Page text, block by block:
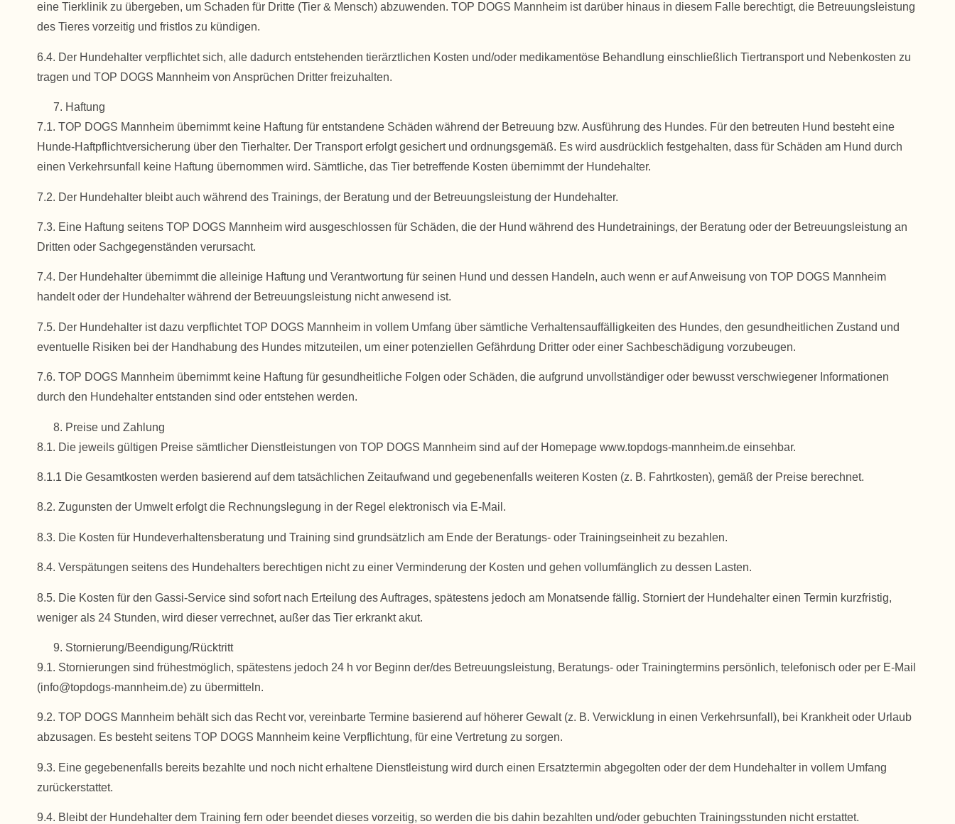
eine Tierklinik zu übergeben, um Schaden für Dritte (Tier & Mensch) abzuwenden. TOP DOGS Mannheim ist darüber hinaus in diesem Falle berechtigt, die Betreuungsleistung
des Tieres vorzeitig und fristlos zu kündigen.
6.4. Der Hundehalter verpflichtet sich, alle dadurch entstehenden tierärztlichen Kosten und/oder medikamentöse Behandlung einschließlich Tiertransport und Nebenkosten zu
tragen und TOP DOGS Mannheim von Ansprüchen Dritter freizuhalten.
Haftung
7.1. TOP DOGS Mannheim übernimmt keine Haftung für entstandene Schäden während der Betreuung bzw. Ausführung des Hundes. Für den betreuten Hund besteht eine
Hunde-Haftpflichtversicherung über den Tierhalter. Der Transport erfolgt gesichert und ordnungsgemäß. Es wird ausdrücklich festgehalten, dass für Schäden am Hund durch
einen Verkehrsunfall keine Haftung übernommen wird. Sämtliche, das Tier betreffende Kosten übernimmt der Hundehalter.
7.2. Der Hundehalter bleibt auch während des Trainings, der Beratung und der Betreuungsleistung der Hundehalter.
7.3. Eine Haftung seitens TOP DOGS Mannheim wird ausgeschlossen für Schäden, die der Hund während des Hundetrainings, der Beratung oder der Betreuungsleistung an
Dritten oder Sachgegenständen verursacht.
7.4. Der Hundehalter übernimmt die alleinige Haftung und Verantwortung für seinen Hund und dessen Handeln, auch wenn er auf Anweisung von TOP DOGS Mannheim
handelt oder der Hundehalter während der Betreuungsleistung nicht anwesend ist.
7.5. Der Hundehalter ist dazu verpflichtet TOP DOGS Mannheim in vollem Umfang über sämtliche Verhaltensauffälligkeiten des Hundes, den gesundheitlichen Zustand und
eventuelle Risiken bei der Handhabung des Hundes mitzuteilen, um einer potenziellen Gefährdung Dritter oder einer Sachbeschädigung vorzubeugen.
7.6. TOP DOGS Mannheim übernimmt keine Haftung für gesundheitliche Folgen oder Schäden, die aufgrund unvollständiger oder bewusst verschwiegener Informationen
durch den Hundehalter entstanden sind oder entstehen werden.
Preise und Zahlung
8.1. Die jeweils gültigen Preise sämtlicher Dienstleistungen von TOP DOGS Mannheim sind auf der Homepage www.topdogs-mannheim.de einsehbar.
8.1.1 Die Gesamtkosten werden basierend auf dem tatsächlichen Zeitaufwand und gegebenenfalls weiteren Kosten (z. B. Fahrtkosten), gemäß der Preise berechnet.
8.2. Zugunsten der Umwelt erfolgt die Rechnungslegung in der Regel elektronisch via E-Mail.
8.3. Die Kosten für Hundeverhaltensberatung und Training sind grundsätzlich am Ende der Beratungs- oder Trainingseinheit zu bezahlen.
8.4. Verspätungen seitens des Hundehalters berechtigen nicht zu einer Verminderung der Kosten und gehen vollumfänglich zu dessen Lasten.
8.5. Die Kosten für den Gassi-Service sind sofort nach Erteilung des Auftrages, spätestens jedoch am Monatsende fällig. Storniert der Hundehalter einen Termin kurzfristig,
weniger als 24 Stunden, wird dieser verrechnet, außer das Tier erkrankt akut.
Stornierung/Beendigung/Rücktritt
9.1. Stornierungen sind frühestmöglich, spätestens jedoch 24 h vor Beginn der/des Betreuungsleistung, Beratungs- oder Trainingtermins persönlich, telefonisch oder per E-Mail
(info@topdogs-mannheim.de) zu übermitteln.
9.2. TOP DOGS Mannheim behält sich das Recht vor, vereinbarte Termine basierend auf höherer Gewalt (z. B. Verwicklung in einen Verkehrsunfall), bei Krankheit oder Urlaub
abzusagen. Es besteht seitens TOP DOGS Mannheim keine Verpflichtung, für eine Vertretung zu sorgen.
9.3. Eine gegebenenfalls bereits bezahlte und noch nicht erhaltene Dienstleistung wird durch einen Ersatztermin abgegolten oder der dem Hundehalter in vollem Umfang
zurückerstattet.
9.4. Bleibt der Hundehalter dem Training fern oder beendet dieses vorzeitig, so werden die bis dahin bezahlten und/oder gebuchten Trainingsstunden nicht erstattet.